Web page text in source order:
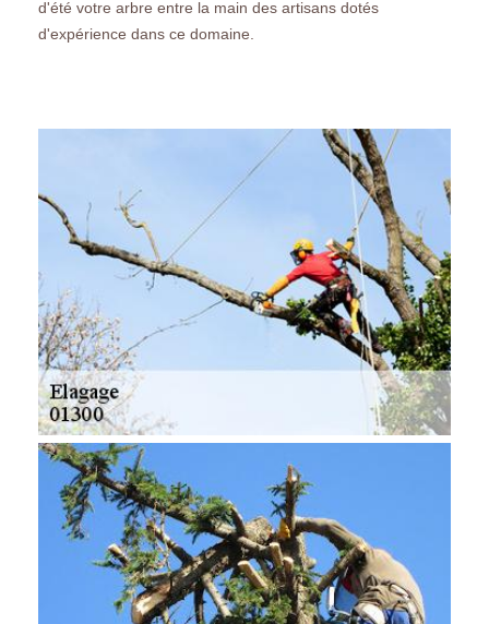
d'été votre arbre entre la main des artisans dotés
d'expérience dans ce domaine.